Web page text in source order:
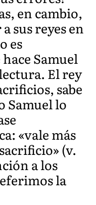
en cambio,
sus reyes en
es
Samuel
El rey
sabe
Samuel lo
«vale más
(v.
a los
la